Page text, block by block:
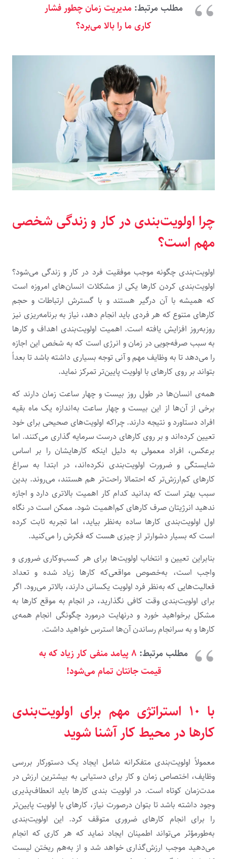
مطلب مرتبط: مدیریت زمان چطور فشار
کاری ما را بالا می‌برد؟
چرا اولویت‌بندی در کار و زندگی شخصی
مهم است؟
اولویت‌بندی چگونه موجب موفقیت فرد در کار و زندگی می‌شود؟
اولویت‌بندی کردن کارها یکی از مشکلات انسان‌های امروزه است
که همیشه با آن درگیر هستند و با گسترش ارتباطات و حجم
کارهای متنوع که هر فردی باید انجام دهد، نیاز به برنامه‌ریزی نیز
روزبه‌روز افزایش یافته است. اهمیت اولویت‌بندی اهداف و کارها
به سبب صرفه‌جویی در زمان و انرژی ا‌ست که به شخص این اجازه
را می‌دهد تا به وظایف مهم و آنی توجه بسیاری داشته باشد تا بعداً
بتواند بر روی کارهای با اولویت پایین‌تر تمرکز نماید.
همه‌ی انسان‌ها در طول روز بیست و چهار ساعت زمان دارند که
برخی از آن‌ها از این بیست و چهار ساعت به‌اندازه یک ماه بقیه
افراد دستاورد و نتیجه دارند. چراکه اولویت‌های صحیحی برای خود
تعیین کرده‌اند و بر روی کارهای درست سرمایه گذاری می‌کنند. اما
برعکس، افراد معمولی به دلیل اینکه کارهایشان را بر اساس
شایستگی و ضرورت اولویت‌بندی نکرده‌اند، در ابتدا به سراغ
کارهای کم‌ارزش‌تر که احتمالا راحت‌تر هم هستند، می‌روند. بدین
سبب بهتر است که بدانید کدام کار اهمیت بالاتری دارد و اجازه
ندهید انرژیتان صرف کارهای کم‌اهمیت‌ شود. ممکن است در نگاه
اول اولویت‌بندی‌ کارها ساده به‌نظر بیاید، اما تجربه ثابت کرده
است که بسیار دشوارتر از چیزی هست که فکرش را می‌کنید.
بنابراین تعیین و انتخاب اولویت‌ها برای هر کسب‌وکاری ضروری و
واجب است، به‌خصوص مواقعی‌که کارها زیاد شده و تعداد
فعالیت‌هایی که به‌نظر فرد اولویت یکسانی دارند، بالاتر می‌رود. اگر
برای اولویت‌بندی وقت کافی نگذارید، در انجام به موقع کارها به
مشکل برخواهید خورد و درنهایت درمورد چگونگی انجام همه‌ی
کارها و به سرانجام رساندن آن‌ها استرس خواهید داشت.
مطلب مرتبط:
۸ پیامد منفی کار زیاد که به
قیمت جانتان تمام می‌شود!
با ۱۰ استراتژی‌ مهم برای اولویت‌بندی
کارها در محیط کار آشنا شوید
معمولاً اولویت‌بندی متفکرانه شامل ایجاد یک دستورکار بررسی
وظایف، اختصاص زمان و کار برای دستیابی به بیشترین ارزش در
مدت‌زمان کوتاه است. در اولویت ‌بندی کارها باید انعطاف‌پذیری
وجود داشته باشد تا بتوان درصورت نیاز، کارهای با اولویت پایین‌تر
را برای انجام کارهای ضروری متوقف کرد. این اولویت‌‌بندی
به‌طورمؤثر می‌تواند اطمینان ایجاد نماید که هر کاری که انجام
می‌دهید موجب ارزش‌گذاری خواهد شد و از به‌هم ریختن لیست